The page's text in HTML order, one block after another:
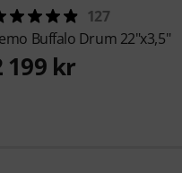
127
Buffalo Drum 22"x3,5"
199 kr